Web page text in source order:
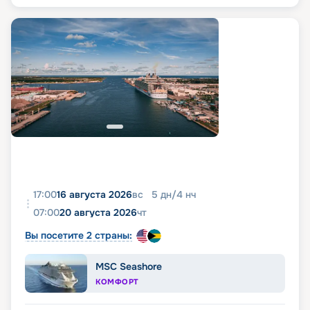
17:0016 августа 2026вс 5 дн/4 нч
07:0020 августа 2026чт
Вы посетите 2 страны:
MSC Seashore
КОМФОРТ